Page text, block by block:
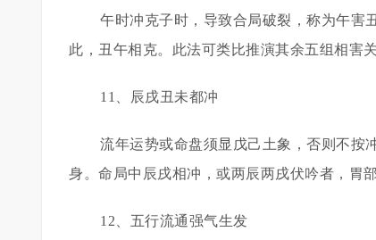
午时冲克子时，导致合局破裂，称为午害
此，丑午相克。此法可类比推演其余五组相害关
11、辰戌丑未都冲
流年运势或命盘须显戊己土象，否则不按
身。命局中辰戌相冲，或两辰两戌伏吟者，胃
12、五行流通强气生发